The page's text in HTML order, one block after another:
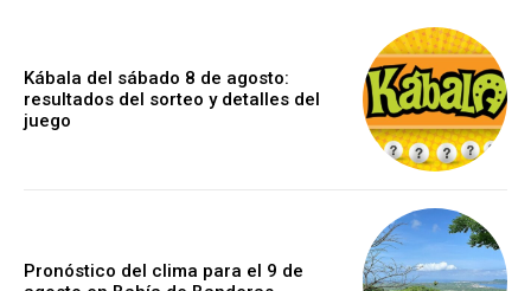
Kábala del sábado 8 de agosto:
resultados del sorteo y detalles del
juego
Pronóstico del clima para el 9 de